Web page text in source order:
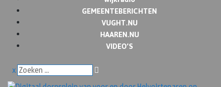
GEMEENTEBERICHTEN
VUGHT.NU
HAAREN.NU
VIDEO’S
x